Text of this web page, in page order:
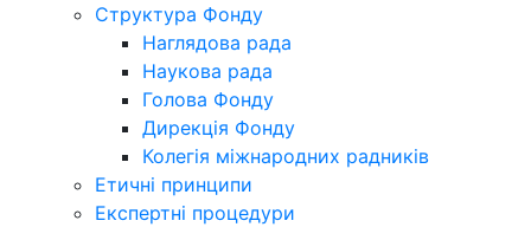
Структура Фонду
Наглядова рада
Наукова рада
Голова Фонду
Дирекція Фонду
Колегія міжнародних радників
Етичні принципи
Експертні процедури